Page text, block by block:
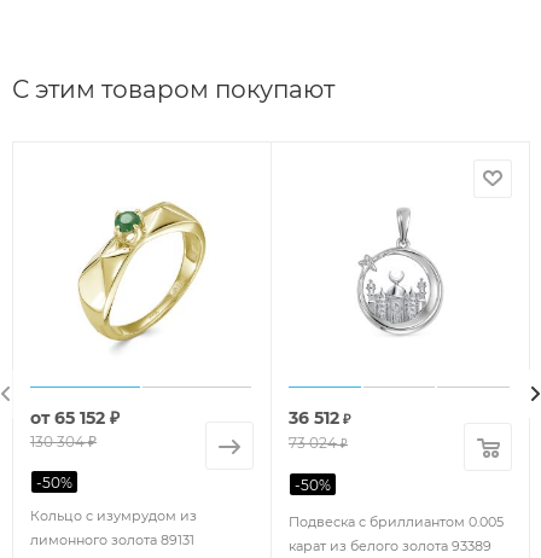
С этим товаром покупают
Кольцо с изумрудом из
лимонного золота 89131
от65 152 ₽
130 304 ₽
-50%
Подвеска с бриллиантом 0.005
карат из белого золота 93389
36 512 ₽
73 024₽
-50%